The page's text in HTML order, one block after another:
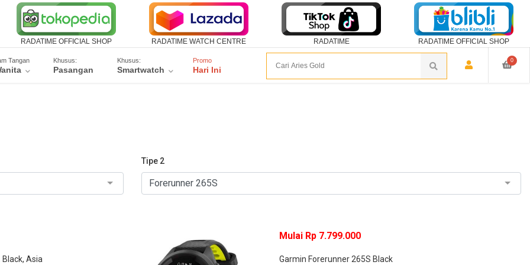
RADATIME OFFICIAL SHOP RADATIME WATCH CENTRE RADATIME RADATIME OFFICIAL SHOP
Tangan Khusus:
Pasangan
Khusus:
Smartwatch
Promo
Hari Ini
0
Tipe 2
Asia
Mulai Rp 7.799.000
Garmin Forerunner 265S Black